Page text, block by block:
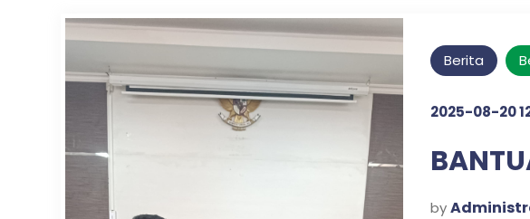
Berita
2025-08-20
by